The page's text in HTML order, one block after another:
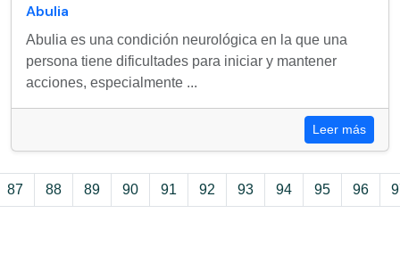
Abulia
Abulia es una condición neurológica en la que una
persona tiene dificultades para iniciar y mantener
acciones, especialmente ...
Leer más
87 88 89 90 91 92 93 94 95 96